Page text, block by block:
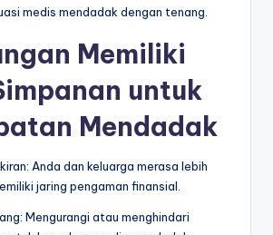
medis mendadak dengan tenang.
Memiliki
untuk
Mendadak
Anda dan keluarga merasa lebih
jaring pengaman finansial.
Mengurangi atau menghindari